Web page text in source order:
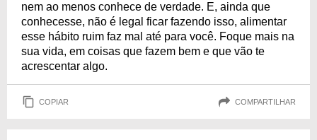
nem ao menos conhece de verdade. E, ainda que
conhecesse, não é legal ficar fazendo isso, alimentar
esse hábito ruim faz mal até para você. Foque mais na
sua vida, em coisas que fazem bem e que vão te
acrescentar algo.
COPIAR COMPARTILHAR